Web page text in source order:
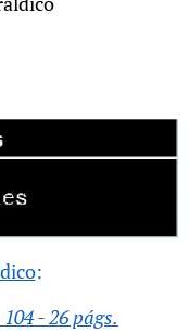
:
- 26 págs.